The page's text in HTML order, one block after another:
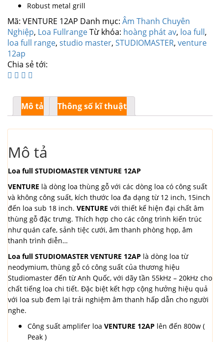
Robust metal grill
Mã: VENTURE 12AP Danh mục: Âm Thanh Chuyên
Nghiệp, Loa FullrangeTừ khóa: hoàng phát av, loa full,
loa full range, studio master, STUDIOMASTER, venture
12ap
Chia sẻ tới:
Mô tả Thông số kĩ thuật
Mô tả
Loa full STUDIOMASTER VENTURE 12AP
VENTURE là dòng loa thùng gỗ với các dòng loa có công suất
và không công suất, kích thước loa đa dạng từ 12 inch, 15inch
đến loa sub 18 inch. VENTURE với thiết kế hiện đại chất âm
thùng gỗ đặc trưng. Thích hợp cho các công trình kiến trúc
như quán cafe, sảnh tiệc cưới, âm thanh phòng họp, âm
thanh trình diễn…
Loa full STUDIOMASTER VENTURE 12AP là dòng loa từ
neodymium, thùng gỗ có công suất của thương hiệu
Studiomaster đến từ Anh Quốc, với dãy tần 55kHz – 20kHz cho
chất tiếng loa chi tiết. Đặc biệt kết hợp cộng hưởng hiệu quả
với loa sub đem lại trải nghiệm âm thanh hấp dẫn cho người
nghe.
Công suất amplifer loa VENTURE 12AP lên đến 800w (
Peak )